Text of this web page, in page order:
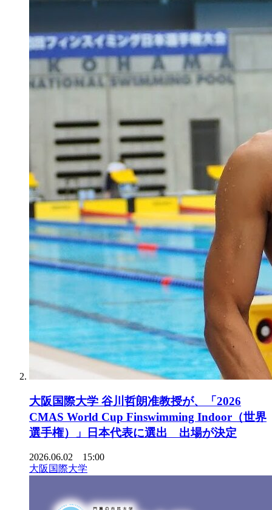
大阪国際大学 谷川哲朗准教授が、「2026
CMAS World Cup Finswimming Indoor（世界
選手権）」日本代表に選出 出場が決定
2026.06.02 15:00
大阪国際大学